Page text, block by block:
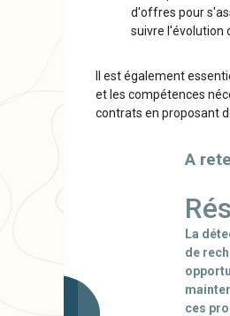
d'offres pour
suivre l'évolution
Il est également
et les compétences
contrats en proposant
A
La
de
ces